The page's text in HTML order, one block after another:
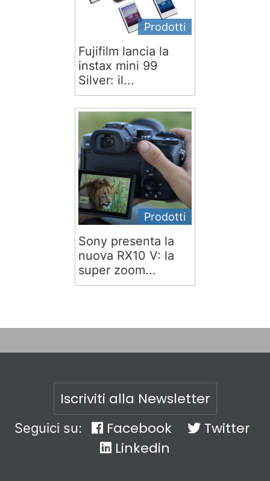
Prodotti
Fujifilm lancia la
instax mini 99
Silver: il...
Prodotti
Sony presenta la
nuova RX10 V: la
super zoom...
Iscriviti alla Newsletter
Seguici su: Facebook
Twitter
Linkedin